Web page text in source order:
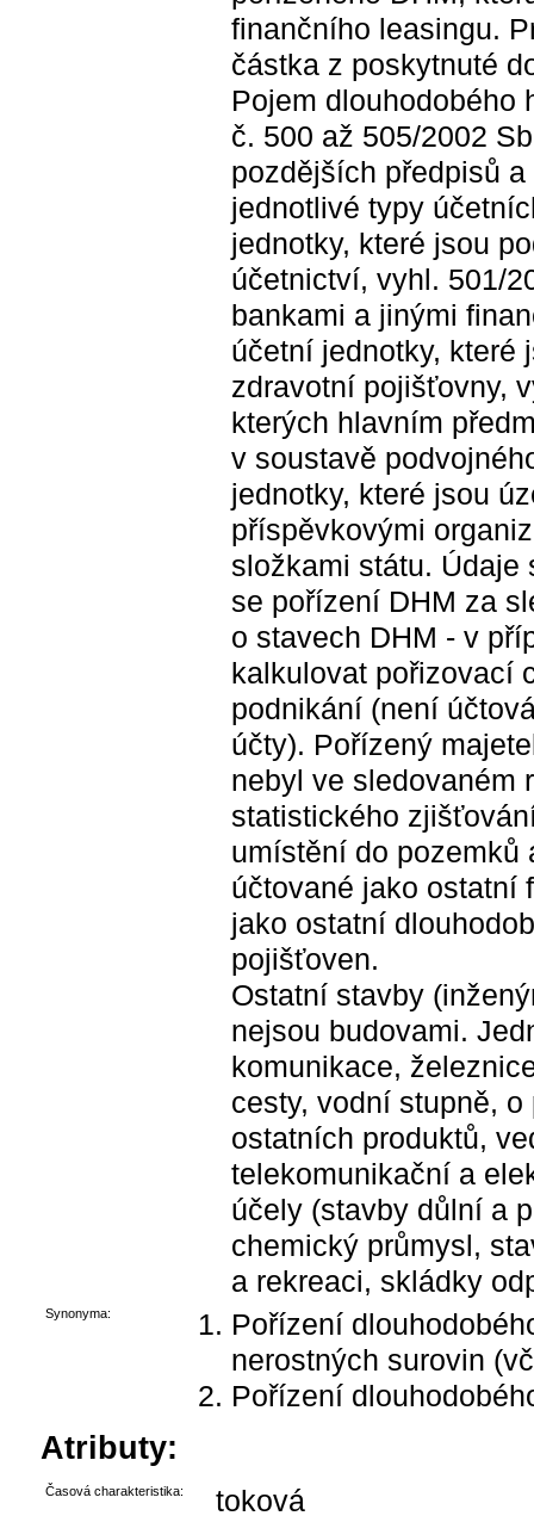
finančního leasingu.
částka z poskytnuté
Pojem dlouhodobého
č. 500 až 505/2002
pozdějších předpisů
jednotlivé typy
jednotky, které jsou
účetnictví, vyhl. 501/
bankami a jinými
účetní jednotky, které
zdravotní pojišťovny,
kterých hlavním
v soustavě
jednotky, které jsou
příspěvkovými
složkami státu. Údaje
se pořízení DHM za
o stavech DHM - v
kalkulovat pořizovací
podnikání (není
účty). Pořízený
nebyl ve sledovaném
statistického
umístění do pozemků
účtované jako ostatní
jako ostatní
pojišťoven.
Ostatní stavby
nejsou budovami.
komunikace,
cesty, vodní stupně,
ostatních produktů,
telekomunikační a
účely (stavby důlní a
chemický průmysl,
a rekreaci, skládky
Synonyma:
Pořízení
nerostných surovin
Pořízení
Atributy:
Časová charakteristika: toková